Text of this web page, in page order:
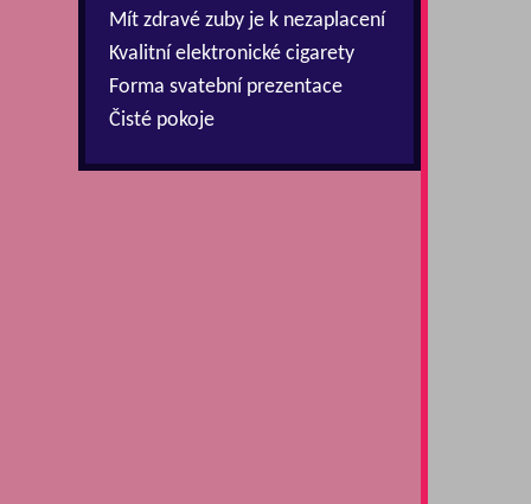
Mít zdravé zuby je k nezaplacení
Kvalitní elektronické cigarety
Forma svatební prezentace
Čisté pokoje